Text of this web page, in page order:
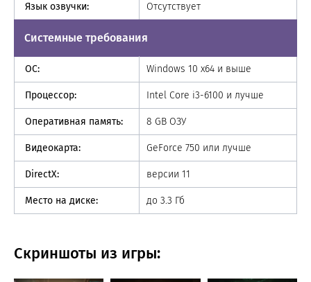
Язык озвучки: Отсутствует
Системные требования
ОС: Windows 10 x64 и выше
Процессор: Intel Core i3-6100 и лучше
Оперативная память: 8 GB ОЗУ
Видеокарта: GeForce 750 или лучше
DirectX: версии 11
Место на диске: до 3.3 Гб
Скриншоты из игры: